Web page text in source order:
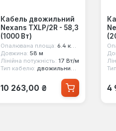
Кабель двожильний
Nexans TXLP/2R - 58,3
(1000 Вт)
Опалювана площа: 6.4 кв.м
Довжина: 58 м
Лінійна потужність: 17 Вт/м
Тип кабелю: двожильний екранований
Звичайна ціна:
10 263,00 ₴ 4